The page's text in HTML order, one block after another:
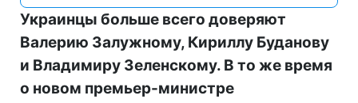
Украинцы больше всего доверяют
Валерию Залужному, Кириллу Буданову
и Владимиру Зеленскому. В то же время
о новом премьер-министре